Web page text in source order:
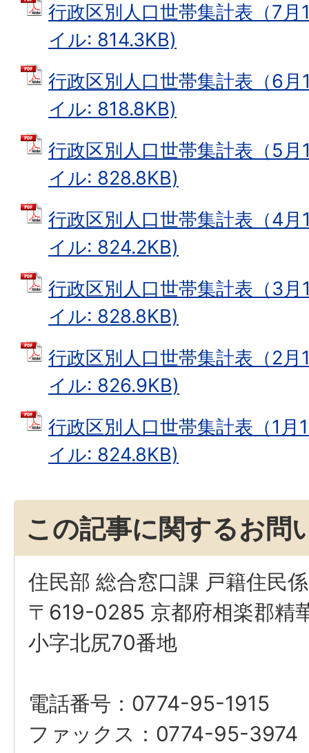
行政区別人口世帯集計表（7
イル: 814.3KB)
行政区別人口世帯集計表（6
イル: 818.8KB)
行政区別人口世帯集計表（5
イル: 828.8KB)
行政区別人口世帯集計表（4
イル: 824.2KB)
行政区別人口世帯集計表（3
イル: 828.8KB)
行政区別人口世帯集計表（2
イル: 826.9KB)
行政区別人口世帯集計表（1月
イル: 824.8KB)
この記事に関するお問
住民部 総合窓口課 戸籍住民係
〒619-0285 京都府相楽郡精
小字北尻70番地
電話番号：0774-95-1915
ファックス：0774-95-3974